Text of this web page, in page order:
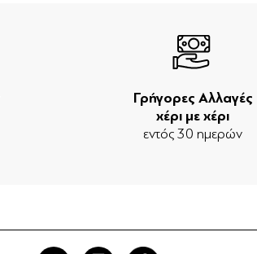
Γρήγορες Αλλαγές
χέρι με χέρι
εντός 30 ημερών